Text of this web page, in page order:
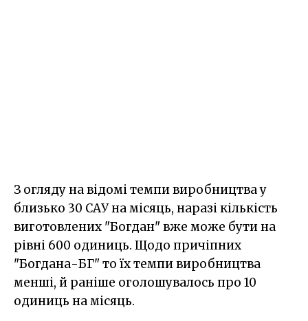
З огляду на відомі темпи виробництва у
близько 30 САУ на місяць, наразі кількість
виготовлених "Богдан" вже може бути на
рівні 600 одиниць. Щодо причіпних
"Богдана-БГ" то їх темпи виробництва
менші, й раніше оголошувалось про 10
одиниць на місяць.